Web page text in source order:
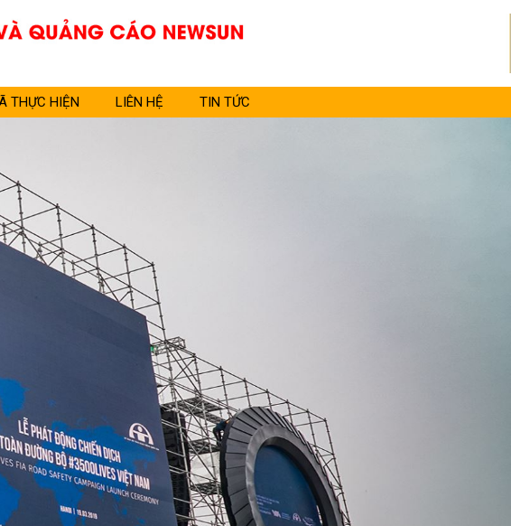
THỰC HIỆN LIÊN HỆ TIN TỨC